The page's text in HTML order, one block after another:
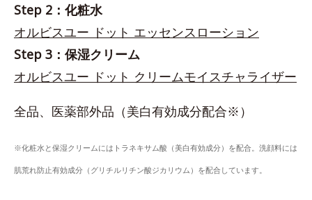
Step 2：化粧水
オルビスユー ドット エッセンスローション
Step 3：保湿クリーム
オルビスユー ドット クリームモイスチャライザー
全品、医薬部外品（美白有効成分配合※）
※化粧水と保湿クリームにはトラネキサム酸（美白有効成分）を配合。洗顔料には
肌荒れ防止有効成分（グリチルリチン酸ジカリウム）を配合しています。